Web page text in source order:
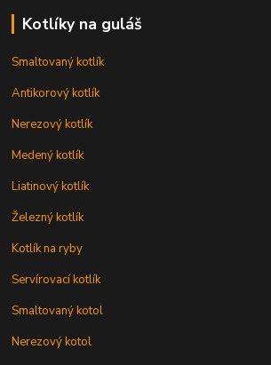
Kotlíky na guláš
Smaltovaný kotlík
Antikorový kotlík
Nerezový kotlík
Medený kotlík
Liatinový kotlík
Železný kotlík
Kotlík na ryby
Servírovací kotlík
Smaltovaný kotol
Nerezový kotol